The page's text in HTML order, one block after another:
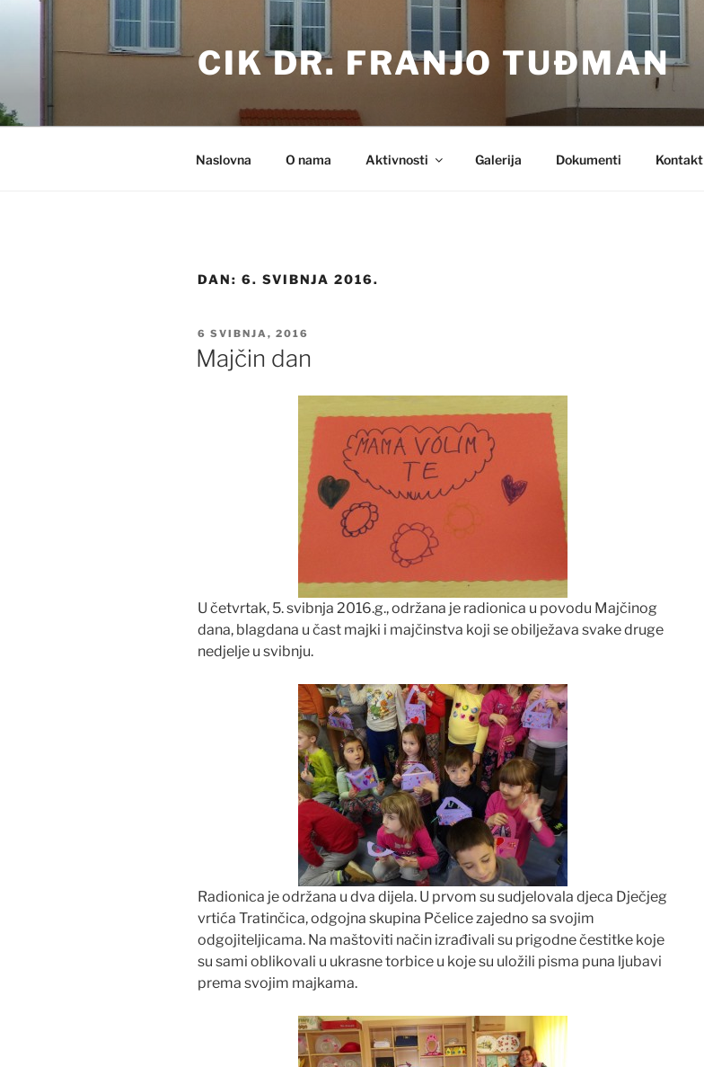
CIK DR. FRANJO TUĐMAN
Naslovna O nama Aktivnosti Galerija Dokumenti Kontakt
DAN: 6. SVIBNJA 2016.
OBJAVLJENO
6 SVIBNJA, 2016
Majčin dan
U četvrtak, 5. svibnja 2016.g., održana je radionica u povodu Majčinog
dana, blagdana u čast majki i majčinstva koji se obilježava svake druge
nedjelje u svibnju.
Radionica je održana u dva dijela. U prvom su sudjelovala djeca Dječjeg
vrtića Tratinčica, odgojna skupina Pčelice zajedno sa svojim
odgojiteljicama. Na maštoviti način izrađivali su prigodne čestitke koje
su sami oblikovali u ukrasne torbice u koje su uložili pisma puna ljubavi
prema svojim majkama.